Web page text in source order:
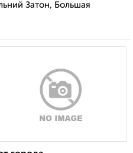
Затон, Большая